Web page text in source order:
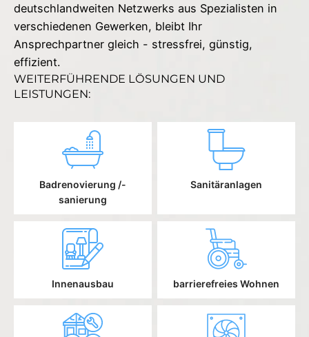
deutschlandweiten Netzwerks aus Spezialisten in
verschiedenen Gewerken, bleibt Ihr
Ansprechpartner gleich - stressfrei, günstig,
effizient.
WEITERFÜHRENDE LÖSUNGEN UND
LEISTUNGEN:
Badrenovierung /-
sanierung
Sanitäranlagen
Innenausbau barrierefreies Wohnen